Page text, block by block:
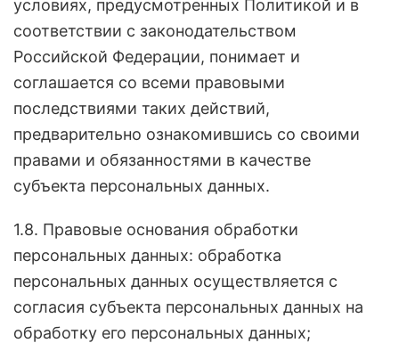
условиях, предусмотренных Политикой и в
соответствии с законодательством
Российской Федерации, понимает и
соглашается со всеми правовыми
последствиями таких действий,
предварительно ознакомившись со своими
правами и обязанностями в качестве
субъекта персональных данных.
1.8. Правовые основания обработки
персональных данных: обработка
персональных данных осуществляется с
согласия субъекта персональных данных на
обработку его персональных данных;